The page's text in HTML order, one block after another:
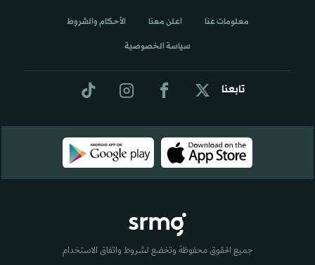
تابعنا
معلومات عنا اعلن معنا الأحكام والشروط
سياسة الخصوصية
جميع الحقوق محفوظة وتخضع لشروط واتفاق الاستخدام